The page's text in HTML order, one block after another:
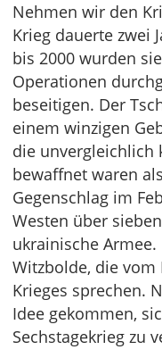
Nehmen wir den
Krieg dauerte zwei
bis 2000 wurden
Operationen
beseitigen. Der
einem winzigen
die unvergleichlich
bewaffnet waren
Gegenschlag im
Westen über
ukrainische
Witzbolde, die vom
Krieges sprechen.
Idee gekommen,
Sechstagekrieg zu